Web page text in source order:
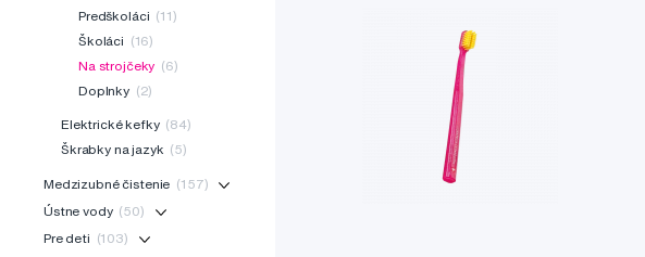
Predškoláci (11)
Školáci (16)
Na strojčeky (6)
Doplnky (2)
Elektrické kefky (84)
Škrabky na jazyk (5)
Medzizubné čistenie (157)
Ústne vody (50)
Pre deti
(103)